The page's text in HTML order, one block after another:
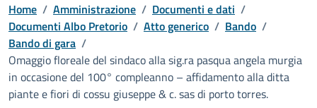
Home / Amministrazione / Documenti e dati /
Documenti Albo Pretorio / Atto generico / Bando /
Bando di gara /
Omaggio floreale del sindaco alla sig.ra pasqua angela murgia
in occasione del 100° compleanno – affidamento alla ditta
piante e fiori di cossu giuseppe & c. sas di porto torres.